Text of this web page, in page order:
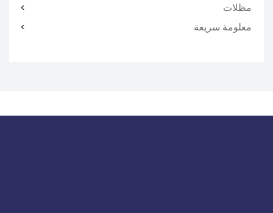
مظلات
معلومة سريعة